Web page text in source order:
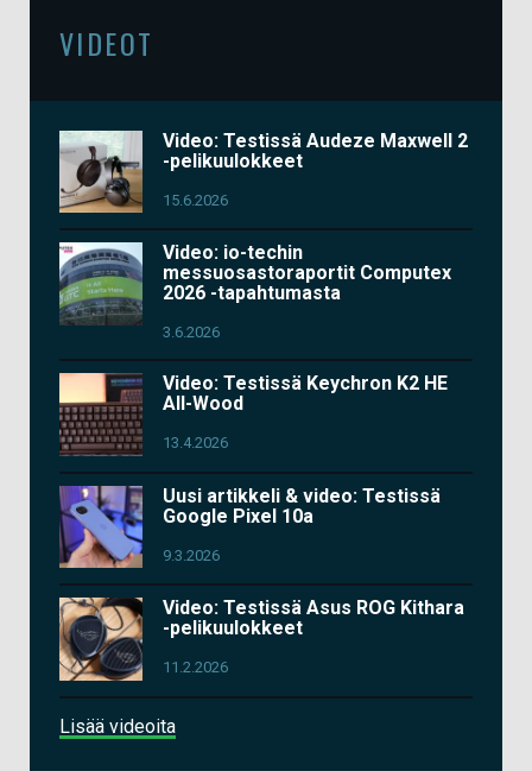
VIDEOT
Video: Testissä Audeze Maxwell 2
-pelikuulokkeet
15.6.2026
Video: io-techin
messuosastoraportit Computex
2026 -tapahtumasta
3.6.2026
Video: Testissä Keychron K2 HE
All-Wood
13.4.2026
Uusi artikkeli & video: Testissä
Google Pixel 10a
9.3.2026
Video: Testissä Asus ROG Kithara
-pelikuulokkeet
11.2.2026
Lisää videoita